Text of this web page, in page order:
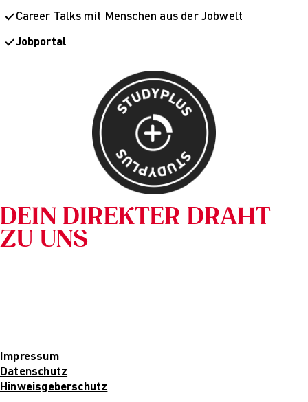
Career Talks mit Menschen aus der Jobwelt
Jobportal
DEIN DIREKTER DRAHT
ZU UNS
Impressum
Datenschutz
Hinweisgeberschutz